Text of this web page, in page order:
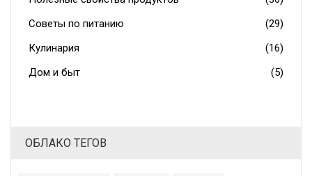
Советы по питанию
(29)
Кулинария
(16)
Дом и быт
(5)
ОБЛАКО ТЕГОВ